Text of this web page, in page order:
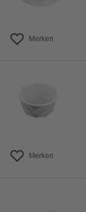
Merken
Merken